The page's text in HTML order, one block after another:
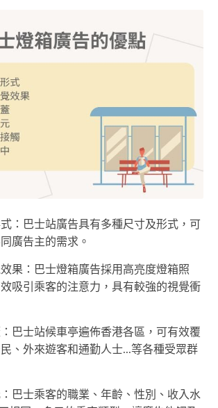
：巴士站廣告具有多種尺寸及形式，可
廣告主的需求。
果：巴士燈箱廣告採用高亮度燈箱照
吸引乘客的注意力，具有較強的視覺衝
巴士站候車亭遍佈香港各區，可有效覆
、外來遊客和通勤人士...等各種受眾群
巴士乘客的職業、年齡、性別、收入水